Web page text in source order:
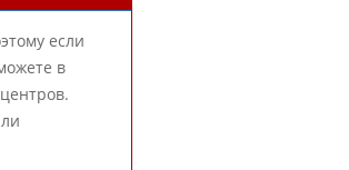
если
в